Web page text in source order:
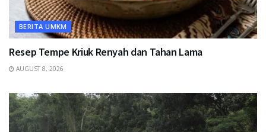
BERITA UMKM
Resep Tempe Kriuk Renyah dan Tahan Lama
AUGUST 8, 2026